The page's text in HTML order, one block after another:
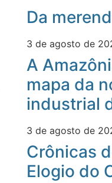
Da
3 de agosto de
A
mapa da
industrial
3 de agosto de
Crônicas
Elogio do